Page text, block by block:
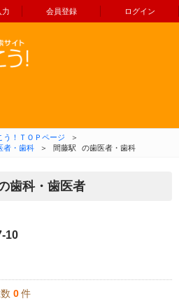
力 会員登録 ログイン
コンテンツへ移動
う！ＴＯＰページ
＞
者・歯科 ＞ 間藤駅 の歯医者・歯科
歯科・歯医者
10
0 件